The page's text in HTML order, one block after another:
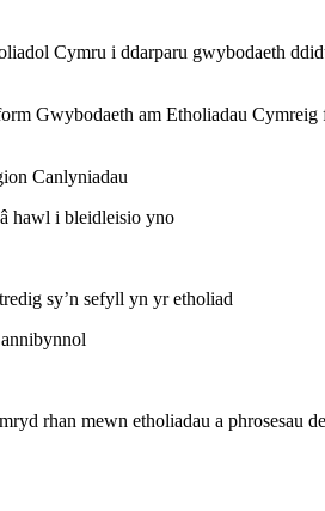
Cymru i ddarparu gwybodaeth
Gwybodaeth am Etholiadau
Canlyniadau
hawl i bleidleisio yno
sy’n sefyll yn yr etholiad
rhan mewn etholiadau a phrosesau